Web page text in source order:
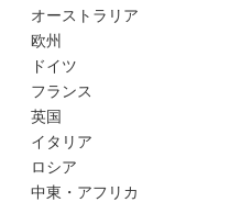
オーストラリア
欧州
ドイツ
フランス
英国
イタリア
ロシア
中東・アフリカ